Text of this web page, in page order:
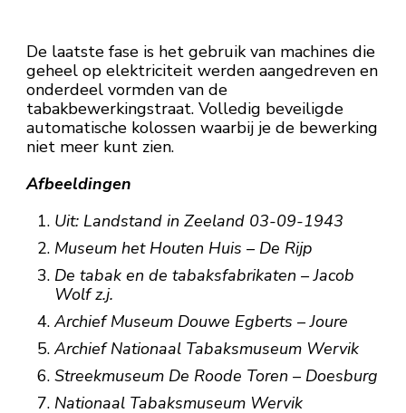
De laatste fase is het gebruik van machines die
geheel op elektriciteit werden aangedreven en
onderdeel vormden van de
tabakbewerkingstraat. Volledig beveiligde
automatische kolossen waarbij je de bewerking
niet meer kunt zien.
Afbeeldingen
Uit: Landstand in Zeeland 03-09-1943
Museum het Houten Huis – De Rijp
De tabak en de tabaksfabrikaten – Jacob
Wolf z.j.
Archief Museum Douwe Egberts – Joure
Archief Nationaal Tabaksmuseum Wervik
Streekmuseum De Roode Toren – Doesburg
Nationaal Tabaksmuseum Wervik